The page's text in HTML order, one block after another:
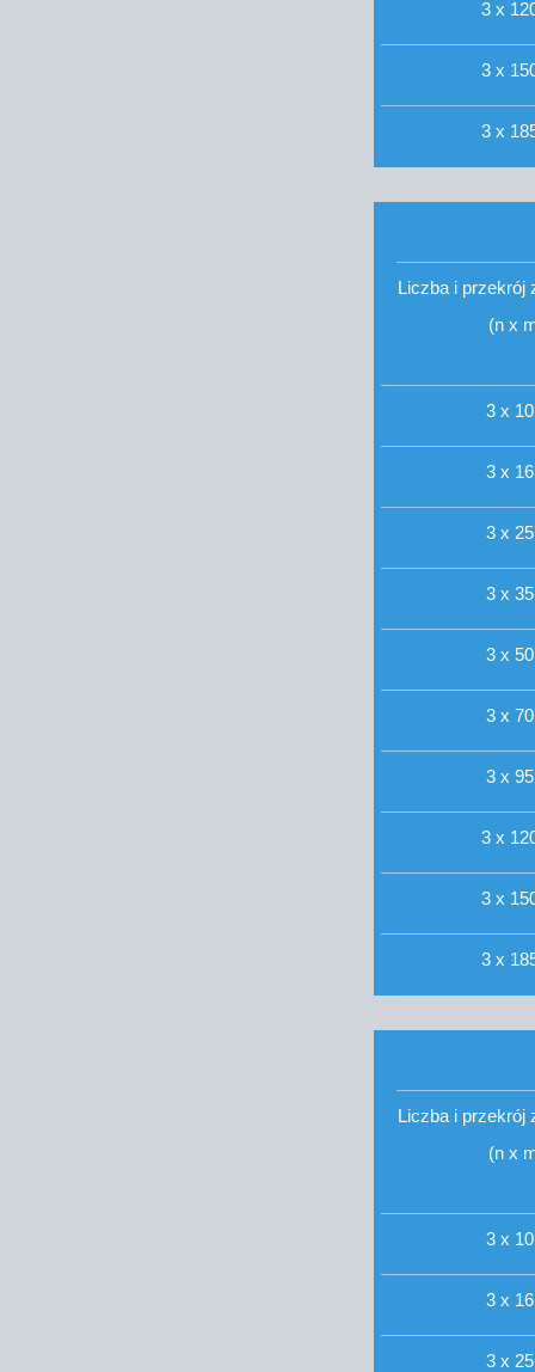
3 x
3 x
3 x
Liczba i przekrój
(n x
3 x
3 x
3 x
3 x
3 x
3 x
3 x
3 x
3 x
3 x
Liczba i przekrój
(n x
3 x
3 x
3 x